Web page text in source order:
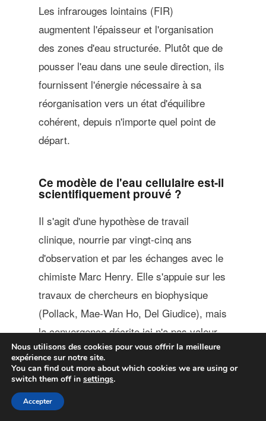
Les infrarouges lointains (FIR)
augmentent l'épaisseur et l'organisation
des zones d'eau structurée. Plutôt que de
pousser l'eau dans une seule direction, ils
fournissent l'énergie nécessaire à sa
réorganisation vers un état d'équilibre
cohérent, depuis n'importe quel point de
départ.
Ce modèle de l'eau cellulaire est-il
scientifiquement prouvé ?
Il s'agit d'une hypothèse de travail
clinique, nourrie par vingt-cinq ans
d'observation et par les échanges avec le
chimiste Marc Henry. Elle s'appuie sur les
travaux de chercheurs en biophysique
(Pollack, Mae-Wan Ho, Del Giudice), mais
la convergence décrite ici n'a pas valeur
de preuve scientifique formelle.
Nous utilisons des cookies pour vous offrir la meilleure
expérience sur notre site.
You can find out more about which cookies we are using or
switch them off in settings.
Accepter